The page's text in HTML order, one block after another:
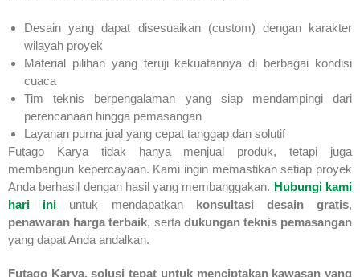
Desain yang dapat disesuaikan (custom) dengan karakter
wilayah proyek
Material pilihan yang teruji kekuatannya di berbagai kondisi
cuaca
Tim teknis berpengalaman yang siap mendampingi dari
perencanaan hingga pemasangan
Layanan purna jual yang cepat tanggap dan solutif
Futago Karya tidak hanya menjual produk, tetapi juga
membangun kepercayaan. Kami ingin memastikan setiap proyek
Anda berhasil dengan hasil yang membanggakan. Hubungi kami
hari ini untuk mendapatkan konsultasi desain gratis,
penawaran harga terbaik, serta dukungan teknis pemasangan
yang dapat Anda andalkan.
Futago Karya, solusi tepat untuk menciptakan kawasan yang